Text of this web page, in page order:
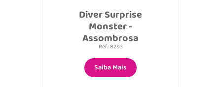
Diver Surprise
Monster -
Assombrosa
Ref.: 8293
Saiba Mais